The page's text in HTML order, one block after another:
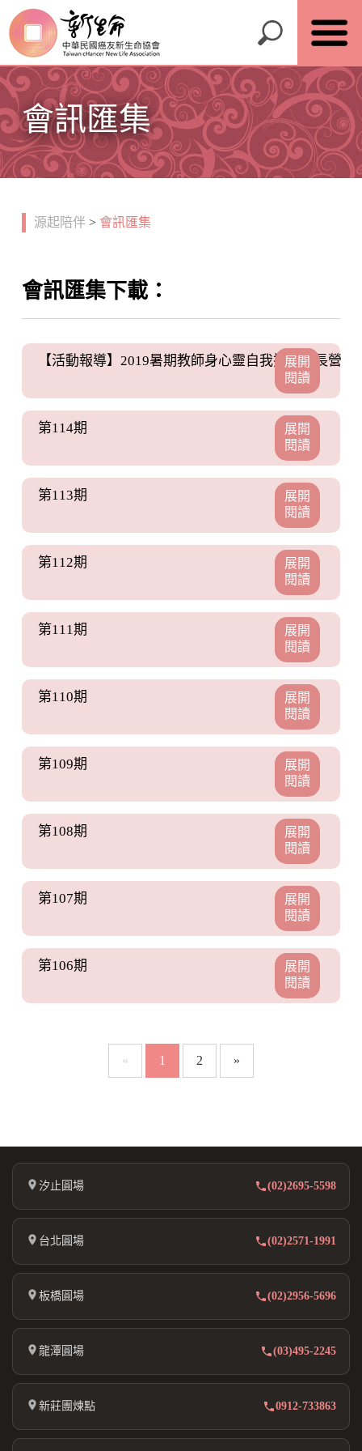
會訊匯集
源起陪伴 > 會訊匯集
會訊匯集下載：
【活動報導】2019暑期教師身心靈自我探索成長營
展開
閱讀
第114期
展開
閱讀
第113期
展開
閱讀
第112期
展開
閱讀
第111期
展開
閱讀
第110期
展開
閱讀
第109期
展開
閱讀
第108期
展開
閱讀
第107期
展開
閱讀
第106期
展開
閱讀
« 1 2 »
汐止圓場 (02)2695-5598
台北圓場 (02)2571-1991
板橋圓場 (02)2956-5696
龍潭圓場 (03)495-2245
新莊團煉點 0912-733863